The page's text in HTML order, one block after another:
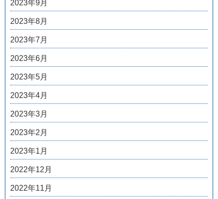
2023年9月
2023年8月
2023年7月
2023年6月
2023年5月
2023年4月
2023年3月
2023年2月
2023年1月
2022年12月
2022年11月